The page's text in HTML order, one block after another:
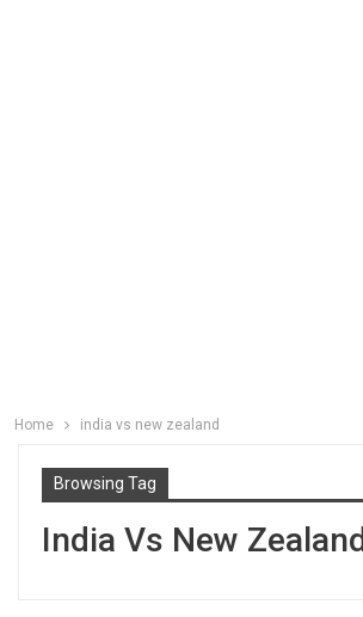
Home india vs new zealand
Browsing Tag
India Vs New Zealand